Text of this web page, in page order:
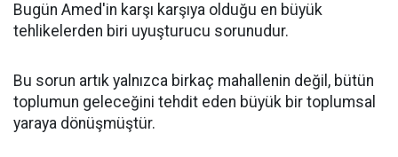
Bugün Amed'in karşı karşıya olduğu en büyük
tehlikelerden biri uyuşturucu sorunudur.
Bu sorun artık yalnızca birkaç mahallenin değil, bütün
toplumun geleceğini tehdit eden büyük bir toplumsal
yaraya dönüşmüştür.